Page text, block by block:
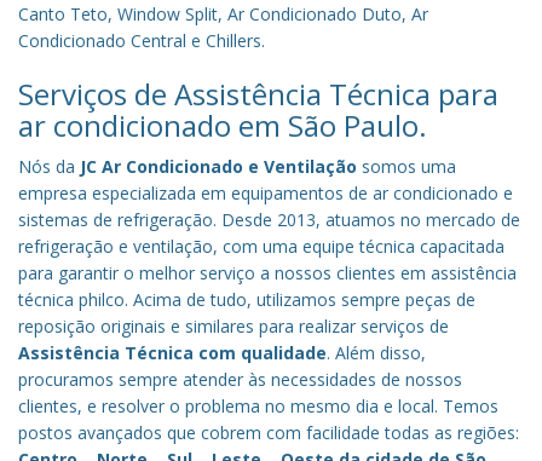
Canto Teto, Window Split, Ar Condicionado Duto, Ar
Condicionado Central e Chillers.
Serviços de Assistência Técnica para
ar condicionado em São Paulo.
Nós da JC Ar Condicionado e Ventilação somos uma
empresa especializada em equipamentos de ar condicionado e
sistemas de refrigeração. Desde 2013, atuamos no mercado de
refrigeração e ventilação, com uma equipe técnica capacitada
para garantir o melhor serviço a nossos clientes em assistência
técnica philco. Acima de tudo, utilizamos sempre peças de
reposição originais e similares para realizar serviços de
Assistência Técnica com qualidade. Além disso,
procuramos sempre atender às necessidades de nossos
clientes, e resolver o problema no mesmo dia e local. Temos
postos avançados que cobrem com facilidade todas as regiões: